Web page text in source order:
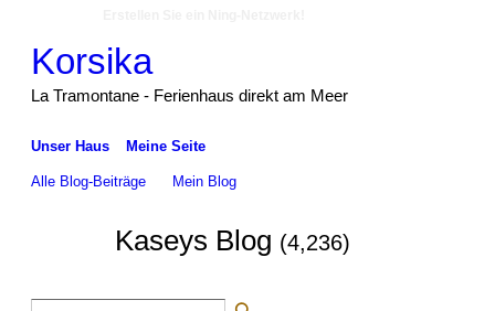
Korsika
La Tramontane - Ferienhaus direkt am Meer
Unser Haus Meine Seite
Alle Blog-Beiträge Mein Blog
Kaseys Blog (4,236)